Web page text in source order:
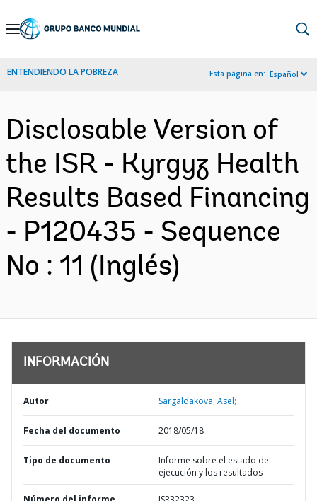
Skip
Navigation
ENTENDIENDO LA POBREZA Esta página en: Español
Disclosable Version of
the ISR - Kyrgyz Health
Results Based Financing
- P120435 - Sequence
No : 11 (Inglés)
INFORMACIÓN
Autor Sargaldakova, Asel;
Fecha del documento 2018/05/18
Tipo de documento
Informe sobre el estado de
ejecución y los resultados